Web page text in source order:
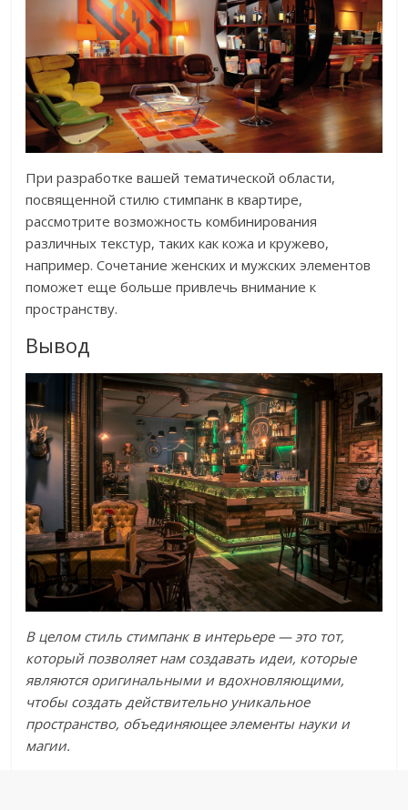
При разработке вашей тематической области,
посвященной стилю стимпанк в квартире,
рассмотрите возможность комбинирования
различных текстур, таких как кожа и кружево,
например. Сочетание женских и мужских элементов
поможет еще больше привлечь внимание к
пространству.
Вывод
В целом стиль стимпанк в интерьере — это тот,
который позволяет нам создавать идеи, которые
являются оригинальными и вдохновляющими,
чтобы создать действительно уникальное
пространство, объединяющее элементы науки и
магии.